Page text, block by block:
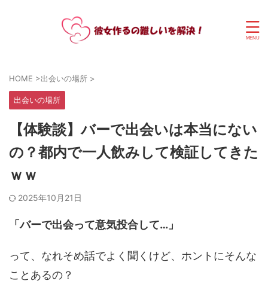
HOME >出会いの場所 >
出会いの場所
【体験談】バーで出会いは本当にない
の？都内で一人飲みして検証してきた
ｗｗ
2025年10月21日
「バーで出会って意気投合して…」
って、なれそめ話でよく聞くけど、ホントにそんな
ことあるの？